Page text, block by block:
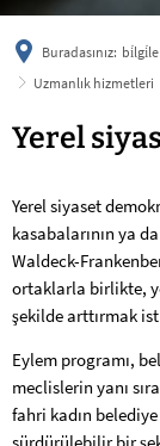
Buradasınız:
Uzmanlık hizmetleri
"Yerel
kadınlar"
eylem
programı
Yerel
Yerel siyaset
kasabalarının ya
Waldeck-
ortaklarla birlikte,
şekilde arttırmak
Eylem programı,
meclislerin yanı
fahri kadın